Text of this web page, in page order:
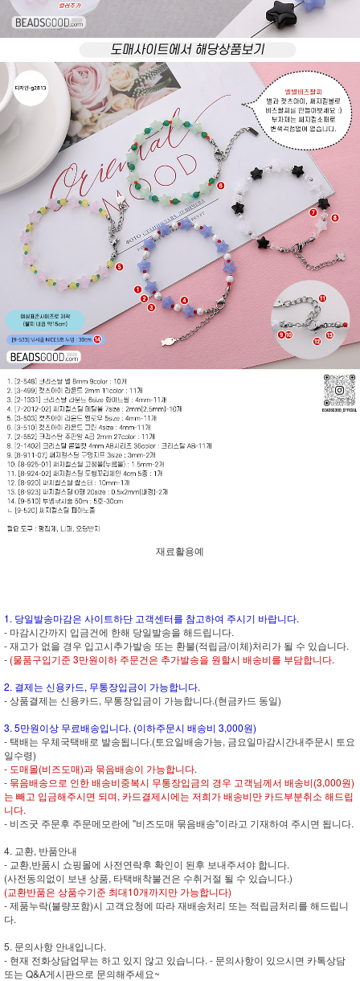
재료활용예
1. 당일발송마감은 사이트하단 고객센터를 참고하여 주시기 바랍니다.
- 마감시간까지 입금건에 한해 당일발송을 해드립니다.
- 재고가 없을 경우 입고시추가발송 또는 환불(적립금/이체)처리가 될 수 있습니다.
- (물품구입기준 3만원이하 주문건은 추가발송을 원할시 배송비를 부담합니다.
2. 결제는 신용카드, 무통장입금이 가능합니다.
- 상품결제는 신용카드, 무통장입금이 가능합니다.(현금카드 동일)
3. 5만원이상 무료배송입니다. (이하주문시 배송비 3,000원)
- 택배는 우체국택배로 발송됩니다.(토요일배송가능, 금요일마감시간내주문시 토요
일수령)
- 도매몰(비즈도매)과 묶음배송이 가능합니다.
- 묶음배송으로 인한 배송비중복시 무통장입금의 경우 고객님께서 배송비(3,000원)
는 빼고 입금해주시면 되며, 카드결제시에는 저희가 배송비만 카드부분취소 해드립
니다.
- 비즈굿 주문후 주문메모란에 "비즈도매 묶음배송"이라고 기재하여 주시면 됩니다.
4. 교환, 반품안내
- 교환,반품시 쇼핑몰에 사전연락후 확인이 된후 보내주셔야 합니다.
(사전동의없이 보낸 상품, 타택배착불건은 수취거절 될 수 있습니다.)
(교환반품은 상품수기준 최대10개까지만 가능합니다)
- 제품누락(불량포함)시 고객요청에 따라 재배송처리 또는 적립금처리를 해드립니
다.
5. 문의사항 안내입니다.
- 현재 전화상담업무는 하고 있지 않고 있습니다. - 문의사항이 있으시면 카톡상담
또는 Q&A게시판으로 문의해주세요~